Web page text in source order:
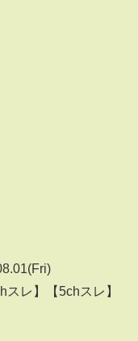
レ】【5chスレ】